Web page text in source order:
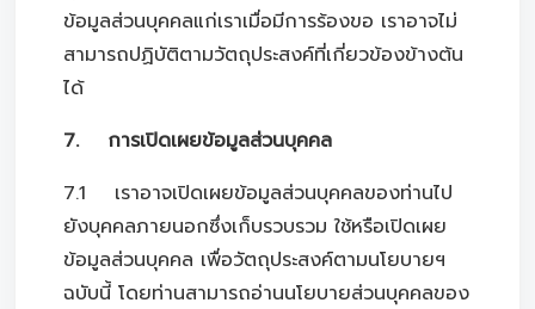
ข้อมูลส่วนบุคคลแก่เราเมื่อมีการร้องขอ เราอาจไม่
สามารถปฏิบัติตามวัตถุประสงค์ที่เกี่ยวข้องข้างต้น
ได้
7. การเปิดเผยข้อมูลส่วนบุคคล
7.1 เราอาจเปิดเผยข้อมูลส่วนบุคคลของท่านไป
ยังบุคคลภายนอกซึ่งเก็บรวบรวม ใช้หรือเปิดเผย
ข้อมูลส่วนบุคคล เพื่อวัตถุประสงค์ตามนโยบายฯ
ฉบับนี้ โดยท่านสามารถอ่านนโยบายส่วนบุคคลของ